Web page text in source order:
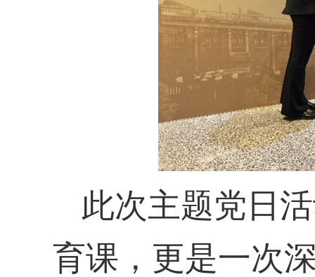
此次主题党日
育课，更是一次